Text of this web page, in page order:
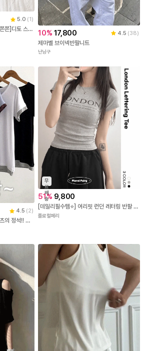
5.0 (1 )
[당일출고🚀롱/숏ver/캡내장/쫀쫀]디토 스퀘어 슬림 크롭 이너 끈나시 캡내장 데일리 민소매 크롭탑 10% 17,800 4.5 (38)
제마벨 브이넥반팔니트
난닝구
4.5 (2)
[55-88] 쫀득찰랑 여름 티셔츠의 정석!! 레이온 스판 배색레이어드 슬림 반팔티 #NAK MADE.
무
료
배
송
51% 9,800
[데일리필수템⭐] 여리핏 런던 레터링 반팔 티셔츠 - 3color 국내제작 봄 여름 가을 데이트 꾸안꾸 캐주얼 유니크 힙 학생 대학생 캠퍼스 여행 수학여행 직장인
플로럴페리